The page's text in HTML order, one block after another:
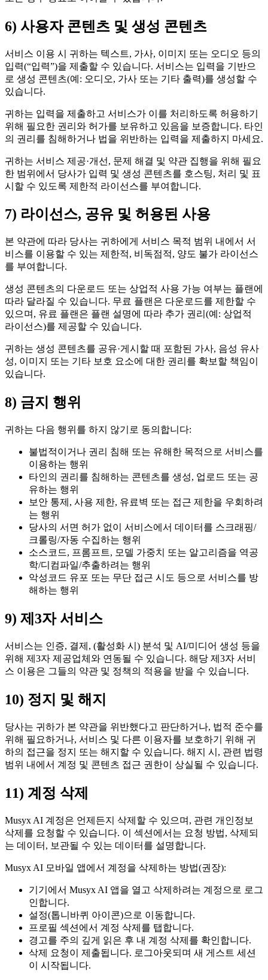
6) 사용자 콘텐츠 및 생성 콘텐츠
서비스 이용 시 귀하는 텍스트, 가사, 이미지 또는 오디오 등의
입력(“입력”)을 제출할 수 있습니다. 서비스는 입력을 기반으
로 생성 콘텐츠(예: 오디오, 가사 또는 기타 출력)를 생성할 수
있습니다.
귀하는 입력을 제출하고 서비스가 이를 처리하도록 허용하기
위해 필요한 권리와 허가를 보유하고 있음을 보증합니다. 타인
의 권리를 침해하거나 법을 위반하는 입력을 제출하지 마세요.
귀하는 서비스 제공·개선, 문제 해결 및 약관 집행을 위해 필요
한 범위에서 당사가 입력 및 생성 콘텐츠를 호스팅, 처리 및 표
시할 수 있도록 제한적 라이선스를 부여합니다.
7) 라이선스, 공유 및 허용된 사용
본 약관에 따라 당사는 귀하에게 서비스 목적 범위 내에서 서
비스를 이용할 수 있는 제한적, 비독점적, 양도 불가 라이선스
를 부여합니다.
생성 콘텐츠의 다운로드 또는 상업적 사용 가능 여부는 플랜에
따라 달라질 수 있습니다. 무료 플랜은 다운로드를 제한할 수
있으며, 유료 플랜은 플랜 설명에 따라 추가 권리(예: 상업적
라이선스)를 제공할 수 있습니다.
귀하는 생성 콘텐츠를 공유·게시할 때 포함된 가사, 음성 유사
성, 이미지 또는 기타 보호 요소에 대한 권리를 확보할 책임이
있습니다.
8) 금지 행위
귀하는 다음 행위를 하지 않기로 동의합니다:
불법적이거나 권리 침해 또는 유해한 목적으로 서비스를
이용하는 행위
타인의 권리를 침해하는 콘텐츠를 생성, 업로드 또는 공
유하는 행위
보안 통제, 사용 제한, 유료벽 또는 접근 제한을 우회하려
는 행위
당사의 서면 허가 없이 서비스에서 데이터를 스크래핑/
크롤링/자동 수집하는 행위
소스코드, 프롬프트, 모델 가중치 또는 알고리즘을 역공
학/디컴파일/추출하려는 행위
악성코드 유포 또는 무단 접근 시도 등으로 서비스를 방
해하는 행위
9) 제3자 서비스
서비스는 인증, 결제, (활성화 시) 분석 및 AI/미디어 생성 등을
위해 제3자 제공업체와 연동될 수 있습니다. 해당 제3자 서비
스 이용은 그들의 약관 및 정책의 적용을 받을 수 있습니다.
10) 정지 및 해지
당사는 귀하가 본 약관을 위반했다고 판단하거나, 법적 준수를
위해 필요하거나, 서비스 및 다른 이용자를 보호하기 위해 귀
하의 접근을 정지 또는 해지할 수 있습니다. 해지 시, 관련 법령
범위 내에서 계정 및 콘텐츠 접근 권한이 상실될 수 있습니다.
11) 계정 삭제
Musyx AI 계정은 언제든지 삭제할 수 있으며, 관련 개인정보
삭제를 요청할 수 있습니다. 이 섹션에서는 요청 방법, 삭제되
는 데이터, 보관될 수 있는 데이터를 설명합니다.
Musyx AI 모바일 앱에서 계정을 삭제하는 방법(권장):
기기에서 Musyx AI 앱을 열고 삭제하려는 계정으로 로그
인합니다.
설정(톱니바퀴 아이콘)으로 이동합니다.
프로필 섹션에서 계정 삭제를 탭합니다.
경고를 주의 깊게 읽은 후 내 계정 삭제를 확인합니다.
삭제 요청이 제출됩니다. 로그아웃되며 새 게스트 세션
이 시작됩니다.